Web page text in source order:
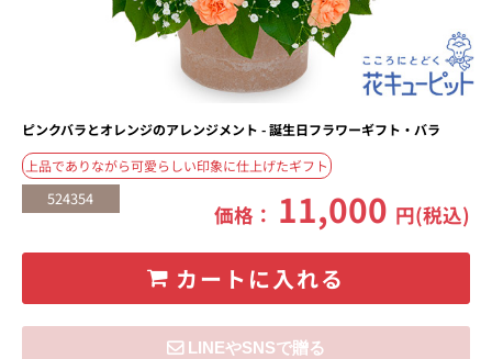
ピンクバラとオレンジのアレンジメント - 誕生日フラワーギフト・バラ
上品でありながら可愛らしい印象に仕上げたギフト
524354
価格： 11,000 円(税込)
カートに入れる